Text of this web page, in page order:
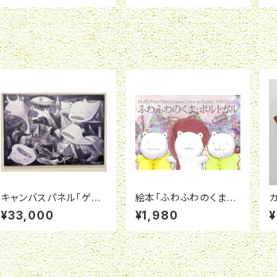
キャンバスパネル「ゲル
ニカ」
¥33,000
絵本「ふわふわのくま：
ポルトガル」
¥1,980